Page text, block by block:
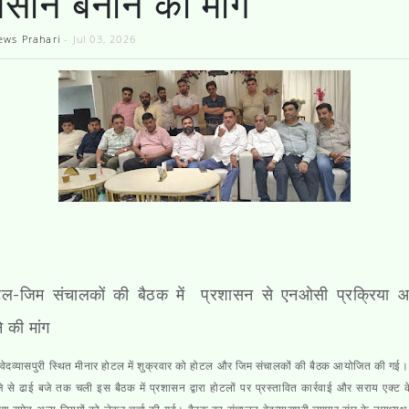
Prahari - Jul 03, 2026
जिम संचालकों की बैठक में प्रशासन से एनओसी प्रक्रिया
की मांग
स्थित मीनार होटल में शुक्रवार को होटल और जिम संचालकों की बैठक आयोजित की गई।
ढाई बजे तक चली इस बैठक में प्रशासन द्वारा होटलों पर प्रस्तावित कार्रवाई और सराय